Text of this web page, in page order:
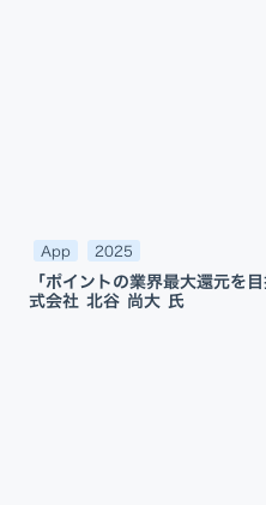
App 2025
「ポイントの業界最大還元を
式会社 北谷 尚大 氏